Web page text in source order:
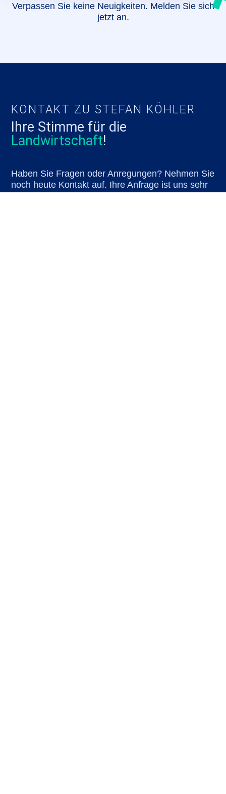
Verpassen Sie keine Neuigkeiten. Melden Sie sich
jetzt an.
KONTAKT ZU STEFAN KÖHLER
Ihre Stimme für die
Landwirtschaft!
Haben Sie Fragen oder Anregungen? Nehmen Sie
noch heute Kontakt auf. Ihre Anfrage ist uns sehr
wichtig. Wir werden uns so schnell wie möglich bei